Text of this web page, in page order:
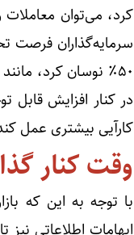
سرمایه‌گذاران فرصت
۵۰٪ نوسان کرد،
در کنار افزایش قابل
کارآیی بیشتری عمل
وقت کنار
با توجه به این که